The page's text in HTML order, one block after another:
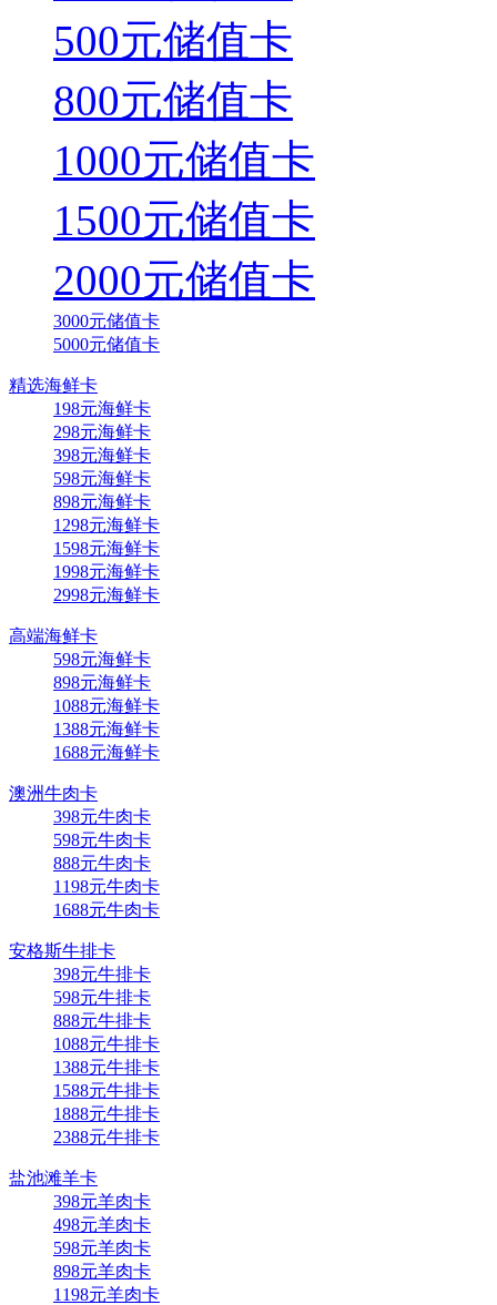
500元储值卡
800元储值卡
1000元储值卡
1500元储值卡
2000元储值卡
3000元储值卡
5000元储值卡
精选海鲜卡
198元海鲜卡
298元海鲜卡
398元海鲜卡
598元海鲜卡
898元海鲜卡
1298元海鲜卡
1598元海鲜卡
1998元海鲜卡
2998元海鲜卡
高端海鲜卡
598元海鲜卡
898元海鲜卡
1088元海鲜卡
1388元海鲜卡
1688元海鲜卡
澳洲牛肉卡
398元牛肉卡
598元牛肉卡
888元牛肉卡
1198元牛肉卡
1688元牛肉卡
安格斯牛排卡
398元牛排卡
598元牛排卡
888元牛排卡
1088元牛排卡
1388元牛排卡
1588元牛排卡
1888元牛排卡
2388元牛排卡
盐池滩羊卡
398元羊肉卡
498元羊肉卡
598元羊肉卡
898元羊肉卡
1198元羊肉卡